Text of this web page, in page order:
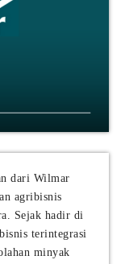
dari Wilmar
agribisnis
Sejak hadir di
terintegrasi
minyak